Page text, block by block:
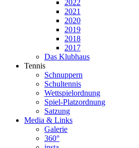
2022
2021
2020
2019
2018
2017
Das Klubhaus
Tennis
Schnuppern
Schultennis
Wettspielordnung
Spiel-Platzordnung
Satzung
Media & Links
Galerie
360°